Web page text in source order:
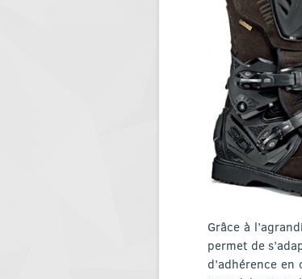
Grâce à
permet de
d’adhérence